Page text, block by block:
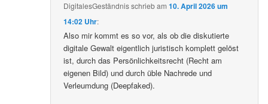
DigitalesGeständnisschriebam10. April 2026 um
14:02 Uhr:
Also mir kommt es so vor, als ob die diskutierte
digitale Gewalt eigentlich juristisch komplett gelöst
ist, durch das Persönlichkeitsrecht (Recht am
eigenen Bild) und durch üble Nachrede und
Verleumdung (Deepfaked).